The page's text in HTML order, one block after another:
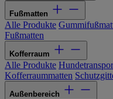
Fußmatten
Alle Produkte
Fußmatten
Kofferraum
Alle Produkte
Kofferraummatten
Außenbereich